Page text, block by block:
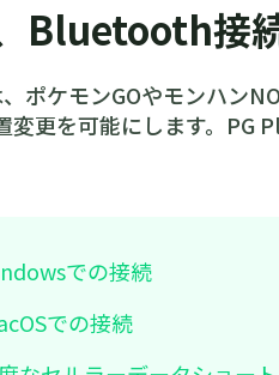
Bluetooth接
ポケモンGOやモンハン
変更を可能にします。PG
での接続
での接続